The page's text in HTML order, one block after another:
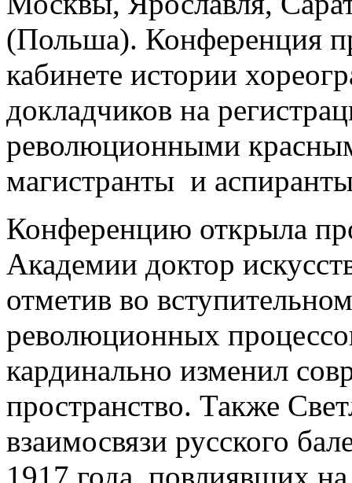
(Польша). Конференция
кабинете истории
докладчиков на
революционными
магистранты и
Конференцию открыла
Академии доктор
отметив во
революционных
кардинально изменил
пространство. Также
взаимосвязи русского